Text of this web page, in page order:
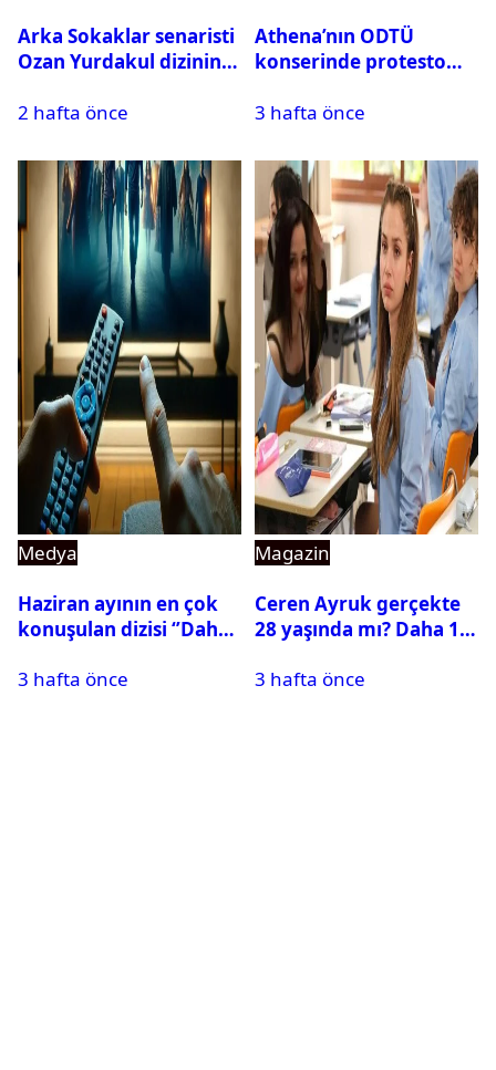
Arka Sokaklar senaristi
Ozan Yurdakul dizinin
2 hafta önce
Athena’nın ODTÜ
konserinde protesto
3 hafta önce
Medya
Haziran ayının en çok
konuşulan dizisi ‘’Daha
3 hafta önce
Magazin
Ceren Ayruk gerçekte
28 yaşında mı? Daha 17
3 hafta önce